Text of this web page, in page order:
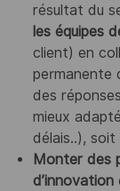
résultat du
les équipes
client) en
permanente
des
mieux
délais..), soit
Monter des
d’innovation